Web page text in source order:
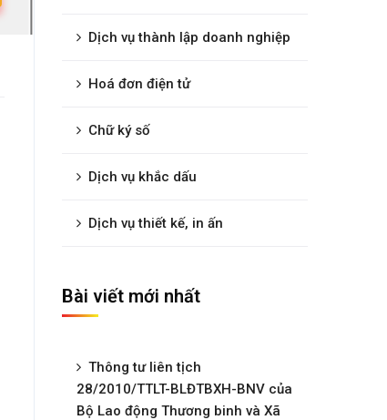
Dịch vụ thành lập doanh nghiệp
Hoá đơn điện tử
Chữ ký số
Dịch vụ khắc dấu
Dịch vụ thiết kế, in ấn
Bài viết mới nhất
Thông tư liên tịch
28/2010/TTLT-BLĐTBXH-BNV của
Bộ Lao động Thương binh và Xã